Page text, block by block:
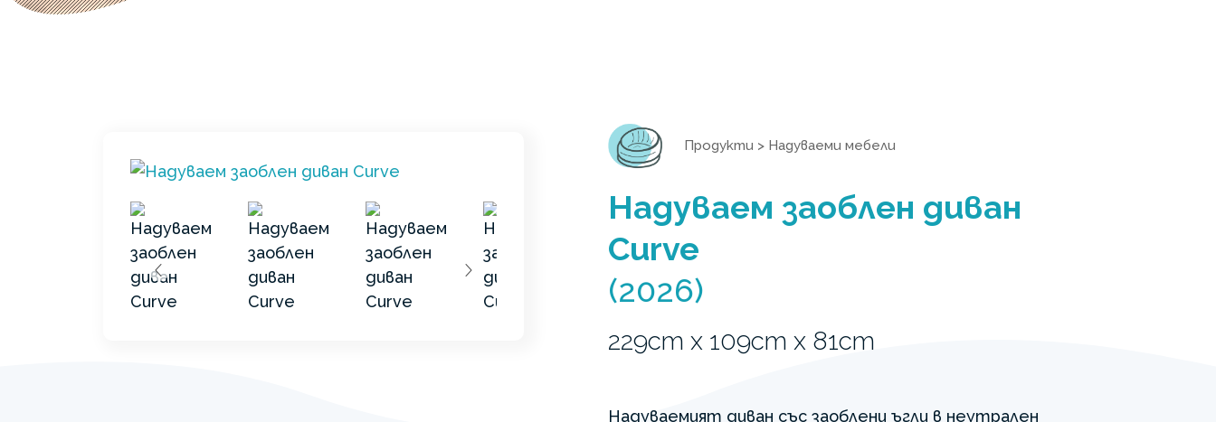
Продукти > Надуваеми мебели
Надуваем заоблен диван
Curve
(2026)
229cm x 109cm x 81cm
Надуваемият диван със заоблени ъгли в неутрален